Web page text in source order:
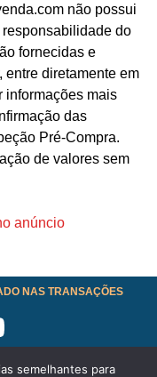
não possui
do
fornecidas e
entre diretamente em
informações mais
das
Pré-Compra.
de valores sem
anúncio
NAS TRANSAÇÕES
semelhantes para